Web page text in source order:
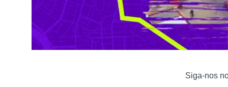
Siga-nos